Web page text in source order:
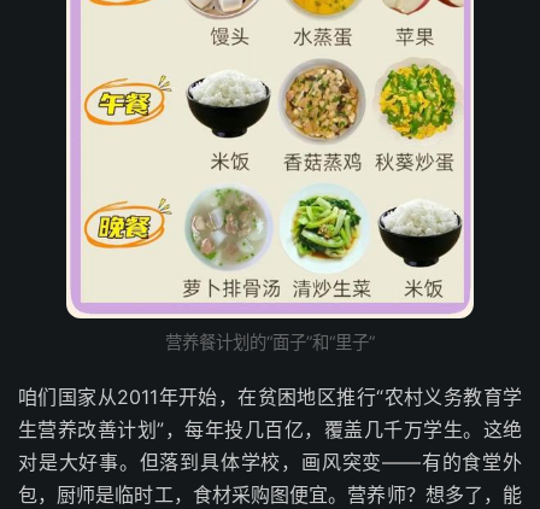
营养餐计划的“面子”和“里子”
咱们国家从2011年开始，在贫困地区推行“农村义务教育学
生营养改善计划”，每年投几百亿，覆盖几千万学生。这绝
对是大好事。但落到具体学校，画风突变——有的食堂外
包，厨师是临时工，食材采购图便宜。营养师？想多了，能